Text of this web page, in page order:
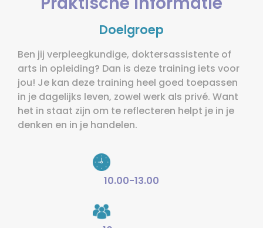
Doelgroep
Ben jij verpleegkundige, doktersassistente of
arts in opleiding? Dan is deze training iets voor
jou! Je kan deze training heel goed toepassen
in je dagelijks leven, zowel werk als privé. Want
het in staat zijn om te reflecteren helpt je in je
denken en in je handelen.
10.00-13.00